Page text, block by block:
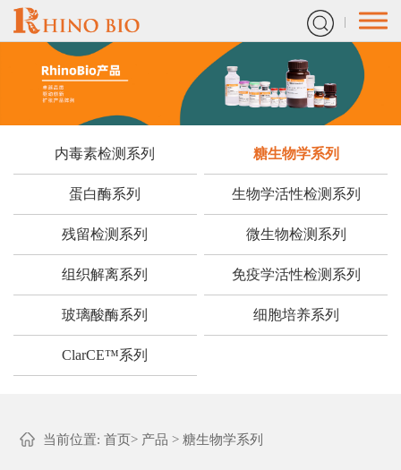
内毒素检测系列 糖生物学系列
蛋白酶系列 生物学活性检测系列
残留检测系列 微生物检测系列
组织解离系列 免疫学活性检测系列
玻璃酸酶系列 细胞培养系列
ClarCE™系列
当前位置: 首页> 产品 > 糖生物学系列